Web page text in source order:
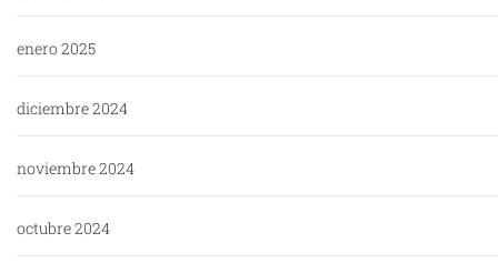
enero 2025
diciembre 2024
noviembre 2024
octubre 2024